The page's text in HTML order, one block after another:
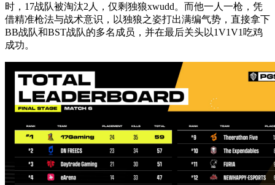
时，17战队被淘汰2人，仅剩独狼xwudd。而他一人一枪，凭
借精准枪法与战术意识，以独狼之姿打出满编气势，直接拿下
BB战队和BST战队的多名成员，并在最后关头以1V1V1吃鸡
成功。